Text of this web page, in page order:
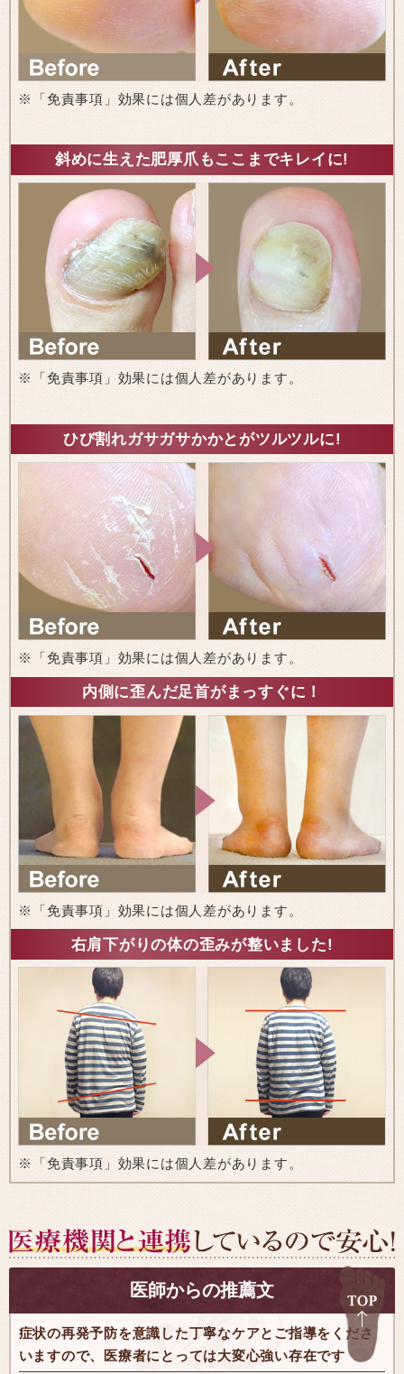
※「免責事項」効果には個人差があります。
斜めに生えた肥厚爪もここまでキレイに!
※「免責事項」効果には個人差があります。
ひび割れガサガサかかとがツルツルに!
※「免責事項」効果には個人差があります。
内側に歪んだ足首がまっすぐに！
※「免責事項」効果には個人差があります。
右肩下がりの体の歪みが整いました!
※「免責事項」効果には個人差があります。
医師からの推薦文
症状の再発予防を意識した丁寧なケアとご指導をくださ
いますので、医療者にとっては大変心強い存在です